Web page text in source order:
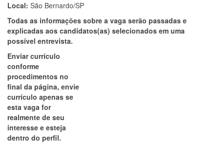
Local: São Bernardo/SP
Todas as informações sobre a vaga serão passadas e
explicadas aos candidatos(as) selecionados em uma
possível entrevista.
Enviar currículo
conforme
procedimentos no
final da página, envie
currículo apenas se
esta vaga for
realmente de seu
interesse e esteja
dentro do perfil.